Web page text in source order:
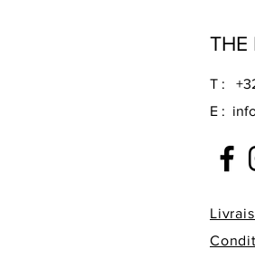
THE
T :
E :